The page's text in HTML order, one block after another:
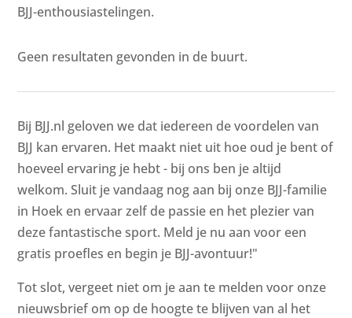
BJJ-enthousiastelingen.
Geen resultaten gevonden in de buurt.
Bij BJJ.nl geloven we dat iedereen de voordelen van
BJJ kan ervaren. Het maakt niet uit hoe oud je bent of
hoeveel ervaring je hebt - bij ons ben je altijd
welkom. Sluit je vandaag nog aan bij onze BJJ-familie
in Hoek en ervaar zelf de passie en het plezier van
deze fantastische sport. Meld je nu aan voor een
gratis proefles en begin je BJJ-avontuur!"
Tot slot, vergeet niet om je aan te melden voor onze
nieuwsbrief om op de hoogte te blijven van al het